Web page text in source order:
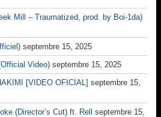
Mill – Traumatized, prod. by Boi-1da)
septembre 15, 2025
Video) septembre 15, 2025
[VIDEO OFICIAL] septembre 15,
(Director’s Cut) ft. Rell
septembre 15,